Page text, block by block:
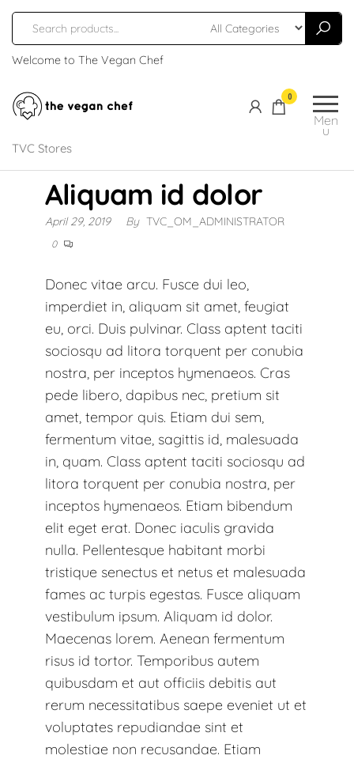
Welcome to The Vegan Chef
Men
u
0
TVC Stores
Aliquam id dolor
April 29, 2019 By TVC_OM_ADMINISTRATOR
0
Donec vitae arcu. Fusce dui leo,
imperdiet in, aliquam sit amet, feugiat
eu, orci. Duis pulvinar. Class aptent taciti
sociosqu ad litora torquent per conubia
nostra, per inceptos hymenaeos. Cras
pede libero, dapibus nec, pretium sit
amet, tempor quis. Etiam dui sem,
fermentum vitae, sagittis id, malesuada
in, quam. Class aptent taciti sociosqu ad
litora torquent per conubia nostra, per
inceptos hymenaeos. Etiam bibendum
elit eget erat. Donec iaculis gravida
nulla. Pellentesque habitant morbi
tristique senectus et netus et malesuada
fames ac turpis egestas. Fusce aliquam
vestibulum ipsum. Aliquam id dolor.
Maecenas lorem. Aenean fermentum
risus id tortor. Temporibus autem
quibusdam et aut officiis debitis aut
rerum necessitatibus saepe eveniet ut et
voluptates repudiandae sint et
molestiae non recusandae. Etiam